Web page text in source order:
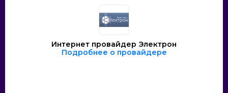
Интернет провайдер Электрон
Подробнее о провайдере